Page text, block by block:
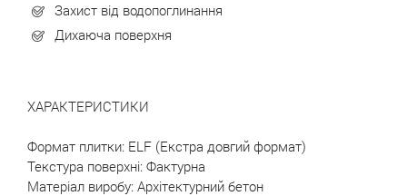
Захист від водопоглинання
Дихаюча поверхня
ХАРАКТЕРИСТИКИ
Формат плитки: ELF (Екстра довгий формат)
Текстура поверхні: Фактурна
Матеріал виробу: Архітектурний бетон